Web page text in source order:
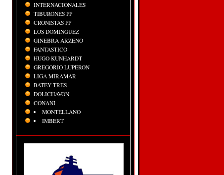
INTERNACIONALES
TIBURONES PP
CRONISTAS PP
LOS DOMINGUEZ
GINEBRA ARZENO
FANTASTICO
HUGO KUNHARDT
GREGORIO LUPERON
LIGA MIRAMAR
BATEY TRES
DOLICHAVON
CONANI
MONTELLANO
IMBERT